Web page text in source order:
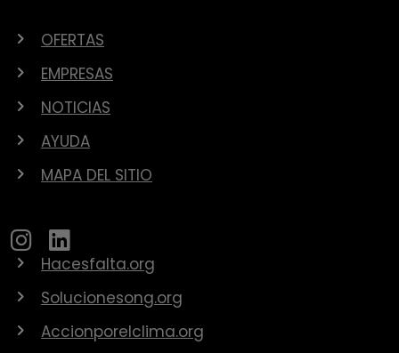
OFERTAS
EMPRESAS
NOTICIAS
AYUDA
MAPA DEL SITIO
Hacesfalta.org
Solucionesong.org
Accionporelclima.org